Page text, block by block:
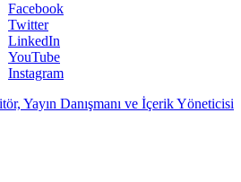
Facebook
Twitter
LinkedIn
YouTube
Instagram